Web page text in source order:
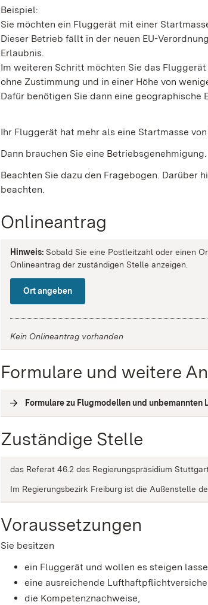
Beispiel:
Sie möchten ein Fluggerät mit einer
Dieser Betrieb fällt in der neuen EU-
Erlaubnis.
Im weiteren Schritt möchten Sie das
ohne Zustimmung und in einer Höhe von
Dafür benötigen Sie dann eine geographische
Ihr Fluggerät hat mehr als eine Startmasse
Dann brauchen Sie eine Betriebsgenehmigung.
Beachten Sie dazu den Fragebogen. Darüber
beachten.
Onlineantrag
Hinweis: Sobald Sie eine Postleitzahl oder einen
Onlineantrag der zuständigen Stelle anzeigen.
Ort angeben
Kein Onlineantrag vorhanden
Formulare und weitere
Formulare zu Flugmodellen und
Zuständige Stelle
das Referat 46.2 des Regierungspräsidium
Im Regierungsbezirk Freiburg ist die Außenstelle
Voraussetzungen
Sie besitzen
ein Fluggerät und wollen es steigen
eine ausreichende
die Kompetenznachweise,